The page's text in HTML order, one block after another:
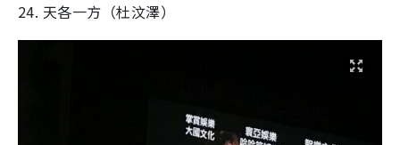
24. 天各一方（杜汶澤）